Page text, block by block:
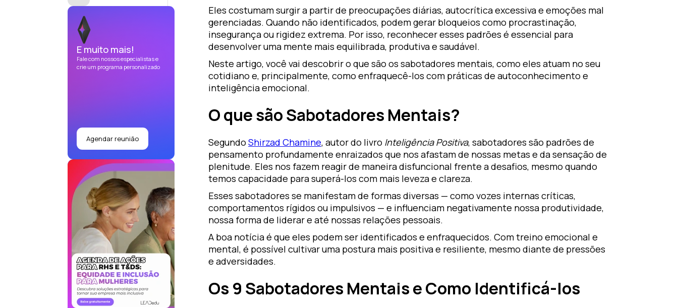
E muito mais!
Fale com nossos especialistas e
crie um programa personalizado
Agendar reunião
Eles costumam surgir a partir de preocupações diárias, autocrítica excessiva e emoções mal
gerenciadas. Quando não identificados, podem gerar bloqueios como procrastinação,
insegurança ou rigidez extrema. Por isso, reconhecer esses padrões é essencial para
desenvolver uma mente mais equilibrada, produtiva e saudável.
Neste artigo, você vai descobrir o que são os sabotadores mentais, como eles atuam no seu
cotidiano e, principalmente, como enfraquecê-los com práticas de autoconhecimento e
inteligência emocional.
O que são Sabotadores Mentais?
SegundoShirzad Chamine, autor do livro Inteligência Positiva, sabotadores são padrões de
pensamento profundamente enraizados que nos afastam de nossas metas e da sensação de
plenitude. Eles nos fazem reagir de maneira disfuncional frente a desafios, mesmo quando
temos capacidade para superá-los com mais leveza e clareza.
Esses sabotadores se manifestam de formas diversas — como vozes internas críticas,
comportamentos rígidos ou impulsivos — e influenciam negativamente nossa produtividade,
nossa forma de liderar e até nossas relações pessoais.
A boa notícia é que eles podem ser identificados e enfraquecidos. Com treino emocional e
mental, é possível cultivar uma postura mais positiva e resiliente, mesmo diante de pressões
e adversidades.
Os 9 Sabotadores Mentais e Como Identificá-los